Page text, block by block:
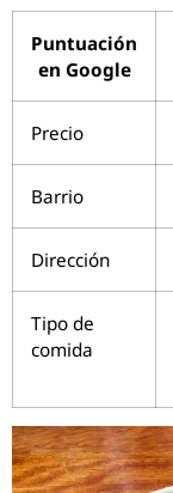
Puntuación
en Google
Precio
Barrio
Dirección
Tipo de
comida